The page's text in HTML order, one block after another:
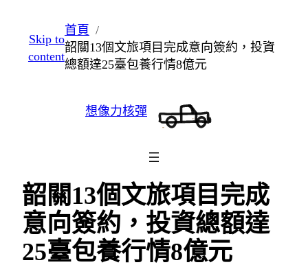
至
主
Skip to
content
首頁
韶關13個文旅項目完成意向簽約，投資
總額達25臺包養行情8億元
想像力核彈
韶關13個文旅項目完成
意向簽約，投資總額達
25臺包養行情8億元